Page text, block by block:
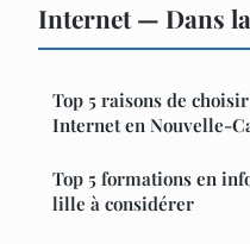
Internet — Dans
Top 5 raisons de
Internet en Nouvelle-
Top 5 formations en
lille à considérer